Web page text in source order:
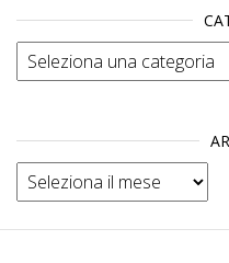
Categorie
Archivio